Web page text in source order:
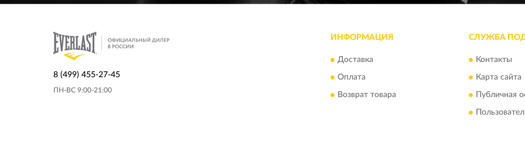
8 (499) 455-27-45
ПН-ВС 9:00-21:00
ИНФОРМАЦИЯ
Доставка
Оплата
Возврат товара
СЛУЖБА
Контакты
Карта сайта
Публичная